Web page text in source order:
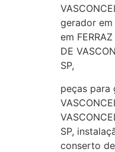
gerador em
em
DE
SP,
peças para
SP,
conserto de